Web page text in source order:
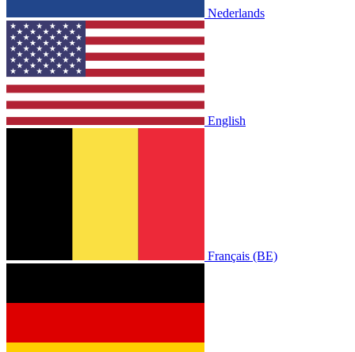
Nederlands
English
Français (BE)